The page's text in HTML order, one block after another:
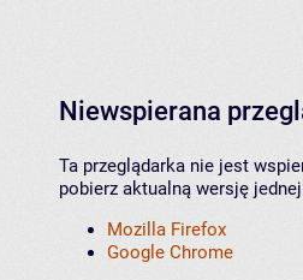
Niewspierana
Ta przeglądarka nie jest
pobierz aktualną wersję
Mozilla Firefox
Google Chrome